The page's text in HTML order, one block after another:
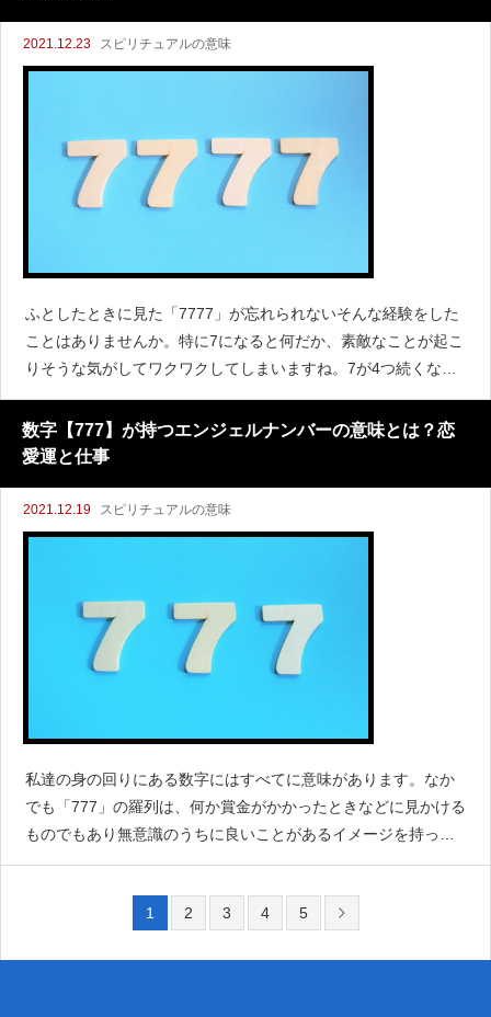
2021.12.23 スピリチュアルの意味
ふとしたときに見た「7777」が忘れられないそんな経験をした
ことはありませんか。特に7になると何だか、素敵なことが起こ
りそうな気がしてワクワクしてしまいますね。7が4つ続くなん
てなかなかありません。これは天使からのエンジェルナンバー
かもしれません。エンジェルナンバーのなかでも、777
数字【777】が持つエンジェルナンバーの意味とは？恋
愛運と仕事
2021.12.19 スピリチュアルの意味
私達の身の回りにある数字にはすべてに意味があります。なか
でも「777」の羅列は、何か賞金がかかったときなどに見かける
ものでもあり無意識のうちに良いことがあるイメージを持って
いると思います。でも不思議と777ばかりの数字が目に入るとき
1
2 3 4 5